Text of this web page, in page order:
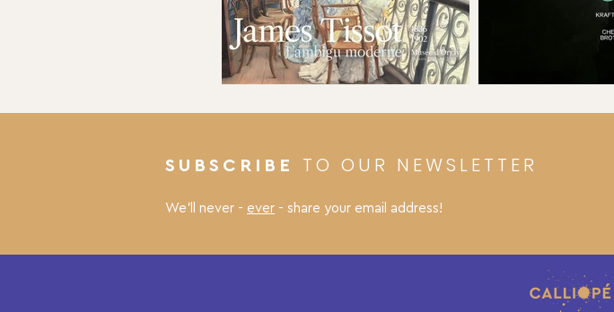
SUBSCRIBE TO OUR NEWSLETTER
We’ll never - ever - share your email address!